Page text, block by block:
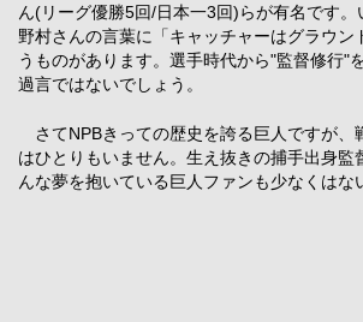
ん(リーグ優勝5回/日本一3回)らが有名です。
野村さんの言葉に「キャッチャーはグラウン
うものがあります。選手時代から"監督修行"
過言ではないでしょう。
さてNPBきっての歴史を誇る巨人ですが、
はひとりもいません。生え抜きの捕手出身監
んな夢を抱いている巨人ファンも少なくはな